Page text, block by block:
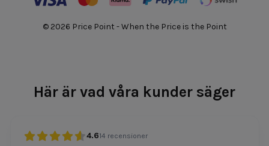
© 2026 Price Point - When the Price is the Point
Här är vad våra kunder säger
4.614 recensioner